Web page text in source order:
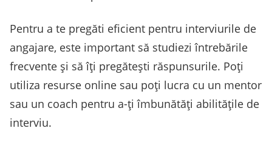
Pentru a te pregăti eficient pentru interviurile de
angajare, este important să studiezi întrebările
frecvente și să îți pregătești răspunsurile. Poți
utiliza resurse online sau poți lucra cu un mentor
sau un coach pentru a-ți îmbunătăți abilitățile de
interviu.